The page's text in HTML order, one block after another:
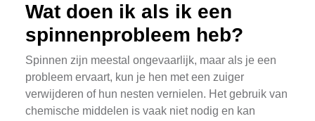
Wat doen ik als ik een
spinnenprobleem heb?
Spinnen zijn meestal ongevaarlijk, maar als je een
probleem ervaart, kun je hen met een zuiger
verwijderen of hun nesten vernielen. Het gebruik van
chemische middelen is vaak niet nodig en kan